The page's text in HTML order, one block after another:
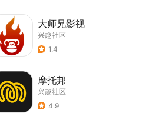
大师兄影视
兴趣社区
1.4
摩托邦
兴趣社区
4.9